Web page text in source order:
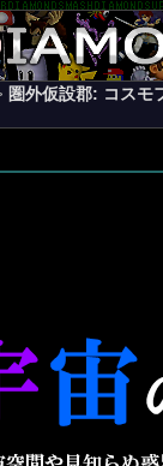
圏外仮設郡: コスモ